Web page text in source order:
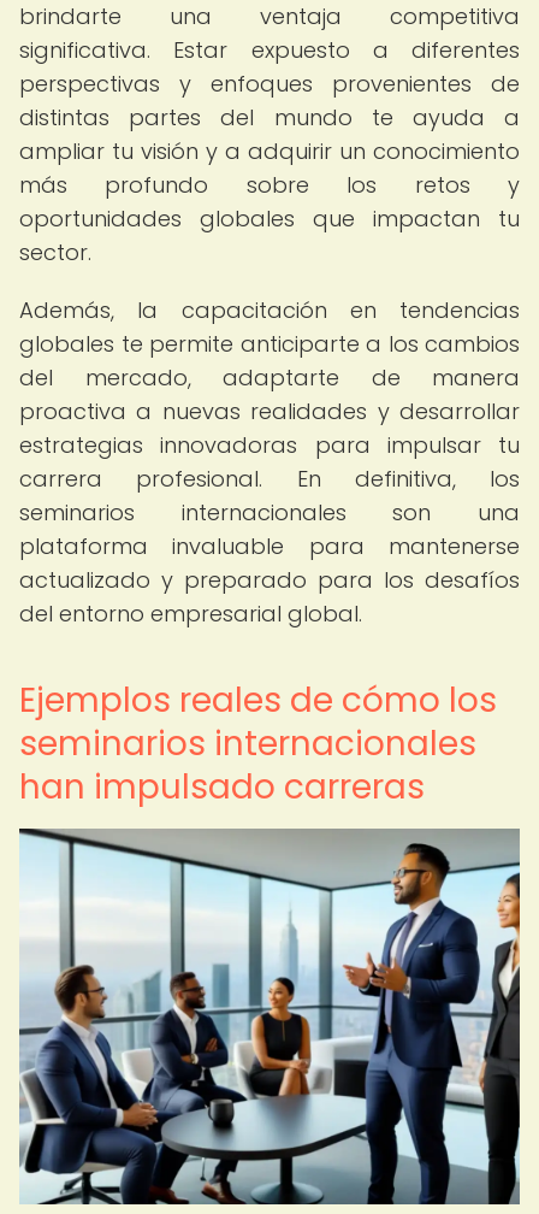
brindarte una ventaja competitiva
significativa. Estar expuesto a diferentes
perspectivas y enfoques provenientes de
distintas partes del mundo te ayuda a
ampliar tu visión y a adquirir un conocimiento
más profundo sobre los retos y
oportunidades globales que impactan tu
sector.
Además, la capacitación en tendencias
globales te permite anticiparte a los cambios
del mercado, adaptarte de manera
proactiva a nuevas realidades y desarrollar
estrategias innovadoras para impulsar tu
carrera profesional. En definitiva, los
seminarios internacionales son una
plataforma invaluable para mantenerse
actualizado y preparado para los desafíos
del entorno empresarial global.
Ejemplos reales de cómo los
seminarios internacionales
han impulsado carreras